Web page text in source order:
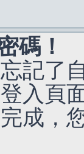
碼！
記了
入頁
成，